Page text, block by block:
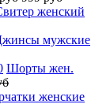
женский
мужские
Шорты жен.
женские